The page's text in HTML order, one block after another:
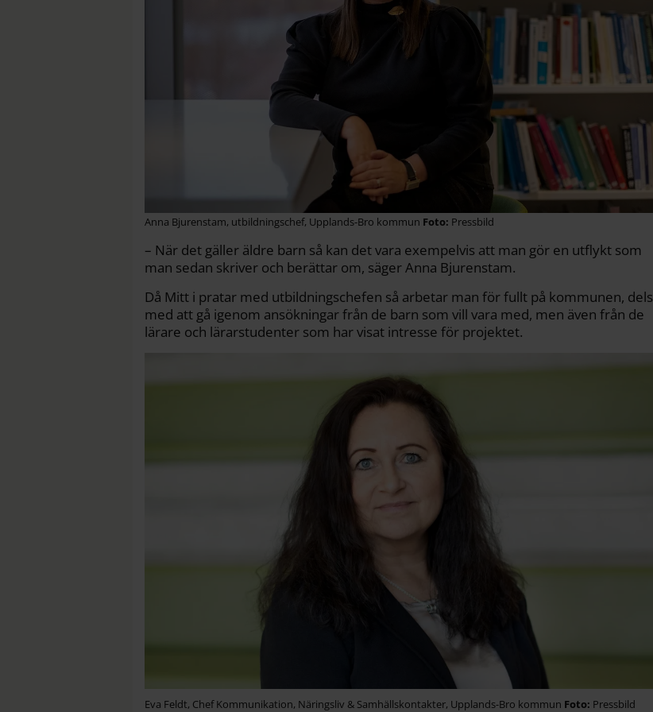
Anna Bjurenstam, utbildningschef, Upplands-Bro kommun Pressbild
– När det gäller äldre barn så kan det vara exempelvis att man gör en utflykt som
man sedan skriver och berättar om, säger Anna Bjurenstam.
Då Mitt i pratar med utbildningschefen så arbetar man för fullt på kommunen, dels
med att gå igenom ansökningar från de barn som vill vara med, men även från de
lärare och lärarstudenter som har visat intresse för projektet.
Eva Feldt, Chef Kommunikation, Näringsliv & Samhällskontakter, Upplands-Bro kommun Pressbild